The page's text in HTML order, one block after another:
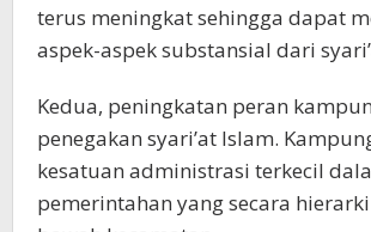
terus meningkat sehingga dapat
aspek-aspek substansial dari
Kedua, peningkatan peran
penegakan syari’at Islam.
kesatuan administrasi terkecil
pemerintahan yang secara